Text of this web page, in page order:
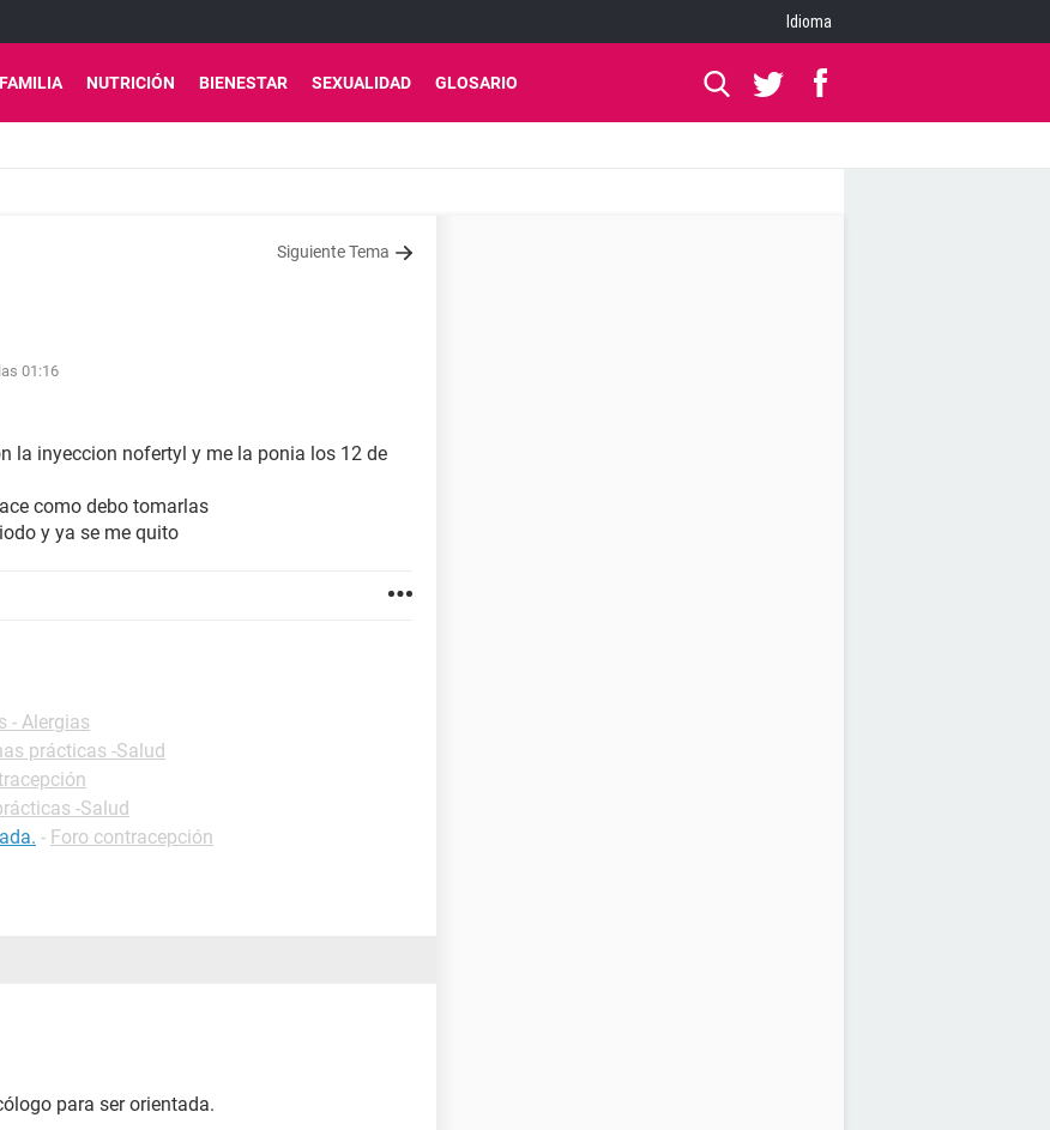
Idioma
FAMILIA NUTRICIÓN BIENESTAR SEXUALIDAD GLOSARIO
Siguiente Tema
01:16
la inyeccion nofertyl y me la ponia los 12 de
como debo tomarlas
y ya se me quito
- Alergias
prácticas -Salud
-Salud
- Foro contracepción
para ser orientada.